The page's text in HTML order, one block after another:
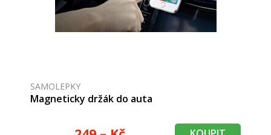
SAMOLEPKY
Magneticky držák do auta